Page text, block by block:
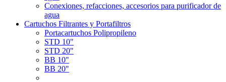
Conexiones, refacciones, accesorios para purificador de
agua
Cartuchos Filtrantes y Portafiltros
Portacartuchos Polipropileno
STD 10"
STD 20"
BB 10"
BB 20"